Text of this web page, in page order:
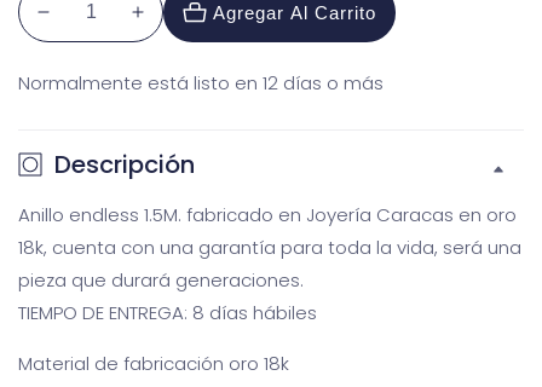
Reducir
para
1.5M
Aumentar
para
1.5M
Agregar Al Carrito
Normalmente está listo en 12 días o más
Descripción
Anillo endless 1.5M. fabricado en Joyería Caracas en oro
18k, cuenta con una garantía para toda la vida, será una
pieza que durará generaciones.
TIEMPO DE ENTREGA: 8 días hábiles
Material de fabricación oro 18k